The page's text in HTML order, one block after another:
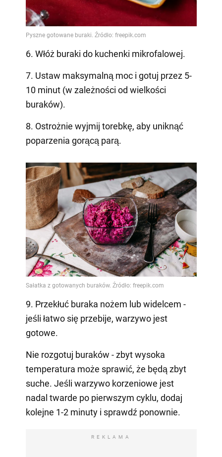
6. Włóż buraki do kuchenki mikrofalowej.
7. Ustaw maksymalną moc i gotuj przez 5-
10 minut (w zależności od wielkości
buraków).
8. Ostrożnie wyjmij torebkę, aby uniknąć
poparzenia gorącą parą.
9. Przekłuć buraka nożem lub widelcem -
jeśli łatwo się przebije, warzywo jest
gotowe.
Nie rozgotuj buraków - zbyt wysoka
temperatura może sprawić, że będą zbyt
suche. Jeśli warzywo korzeniowe jest
nadal twarde po pierwszym cyklu, dodaj
kolejne 1-2 minuty i sprawdź ponownie.
REKLAMA